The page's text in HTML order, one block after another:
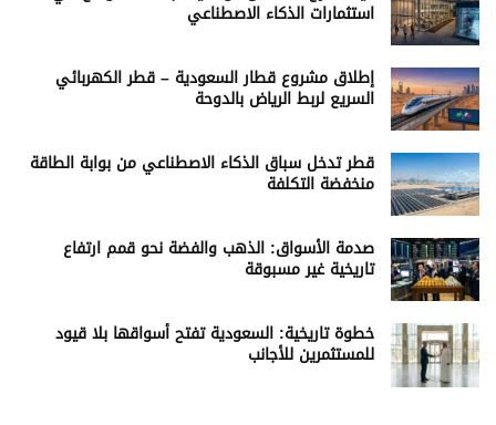
استثمارات الذكاء الاصطناعي
إطلاق مشروع قطار السعودية – قطر الكهربائي
السريع لربط الرياض بالدوحة
قطر تدخل سباق الذكاء الاصطناعي من بوابة الطاقة
منخفضة التكلفة
صدمة الأسواق: الذهب والفضة نحو قمم ارتفاع
تاريخية غير مسبوقة
خطوة تاريخية: السعودية تفتح أسواقها بلا قيود
للمستثمرين للأجانب